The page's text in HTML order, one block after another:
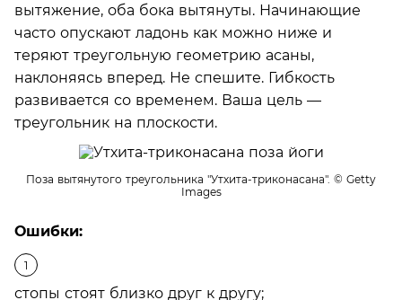
вытяжение, оба бока вытянуты. Начинающие
часто опускают ладонь как можно ниже и
теряют треугольную геометрию асаны,
наклоняясь вперед. Не спешите. Гибкость
развивается со временем. Ваша цель —
треугольник на плоскости.
Поза вытянутого треугольника "Утхита-триконасана". © Getty
Images
Ошибки:
стопы стоят близко друг к другу;